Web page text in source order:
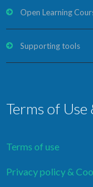
Open Learning
Supporting tools
Terms of
Terms of use
Privacy policy &